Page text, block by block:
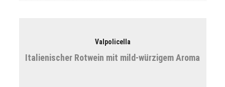
Valpolicella
Italienischer Rotwein mit mild-würzigem Aroma